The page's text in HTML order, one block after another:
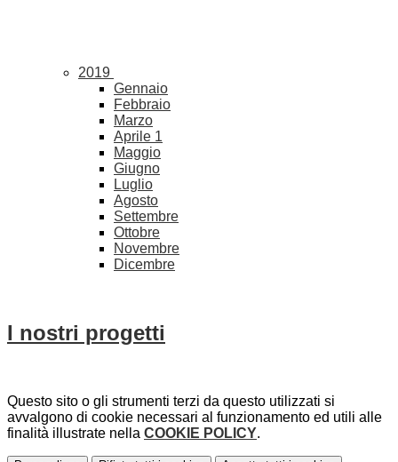
2019
Gennaio
Febbraio
Marzo
Aprile 1
Maggio
Giugno
Luglio
Agosto
Settembre
Ottobre
Novembre
Dicembre
I nostri progetti
Questo sito o gli strumenti terzi da questo utilizzati si
avvalgono di cookie necessari al funzionamento ed utili alle
finalità illustrate nella COOKIE POLICY.